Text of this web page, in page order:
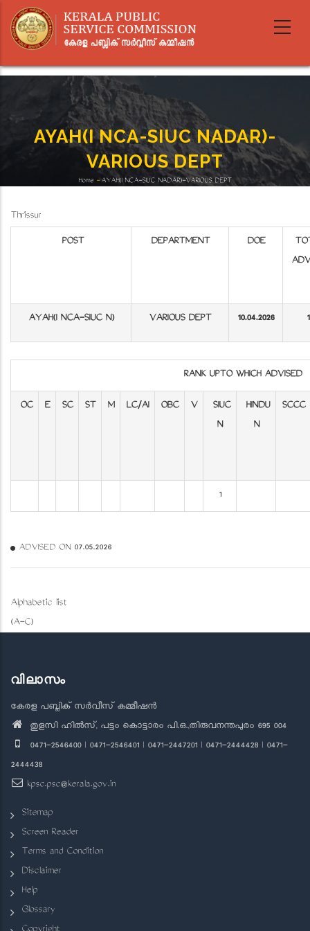
main
content
AYAH(I NCA-SIUC NADAR)-
VARIOUS DEPT
Home - AYAH(I NCA-SIUC NADAR)-VARIOUS DEPT
Thrissur
POST
DEPARTMENT DOE
AYAH(I NCA-SIUC N) VARIOUS DEPT 10.04.2026 1
RANK UPTO WHICH ADVISED
OC E SC ST M LC/AI OBC V
SIUC
N
HINDU
N
SCCC
1
ADVISED ON 07.05.2026
Alphabetic list
(A-C)
വിലാസം
കേരള പബ്ലിക് സർവീസ് കമ്മീഷൻ
തുളസി ഹിൽസ്, പട്ടം കൊട്ടാരം പി.ഒ.,തിരുവനന്തപുരം 695 004
0471-2546400 | 0471-2546401 | 0471-2447201 | 0471-2444428 | 0471-
2444438
kpsc.psc@kerala.gov.in
Sitemap
Screen Reader
Terms and Condition
Disclaimer
Help
Glossary